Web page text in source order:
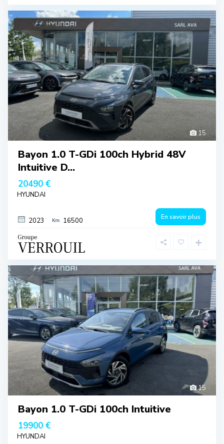
15
Bayon 1.0 T-GDi 100ch Hybrid 48V
Intuitive D...
20490 €
HYUNDAI
2023 16500 En savoir plus
15
Bayon 1.0 T-GDi 100ch Intuitive
19900 €
HYUNDAI